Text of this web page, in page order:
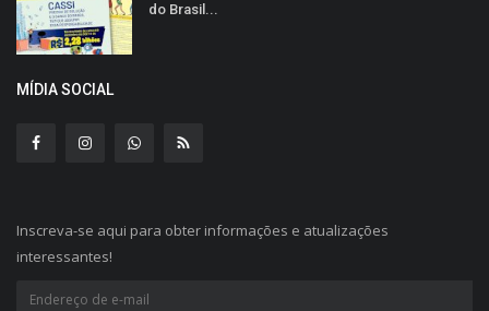
do Brasil...
MÍDIA SOCIAL
Inscreva-se aqui para obter informações e atualizações
interessantes!